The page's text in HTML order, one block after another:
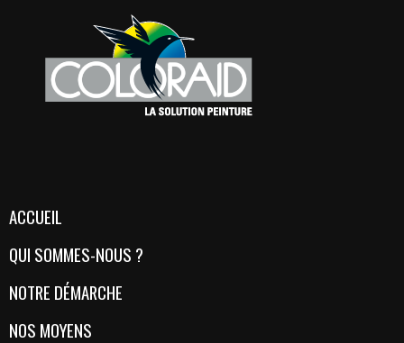
ACCUEIL
QUI SOMMES-NOUS ?
NOTRE DÉMARCHE
NOS MOYENS